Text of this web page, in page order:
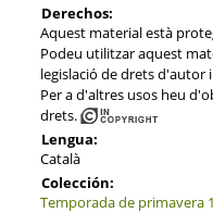
Derechos:
Aquest material està
Podeu utilitzar aquest
legislació de drets d'autor
Per a d'altres usos heu
drets.
Lengua:
Català
Colección:
Temporada de primavera